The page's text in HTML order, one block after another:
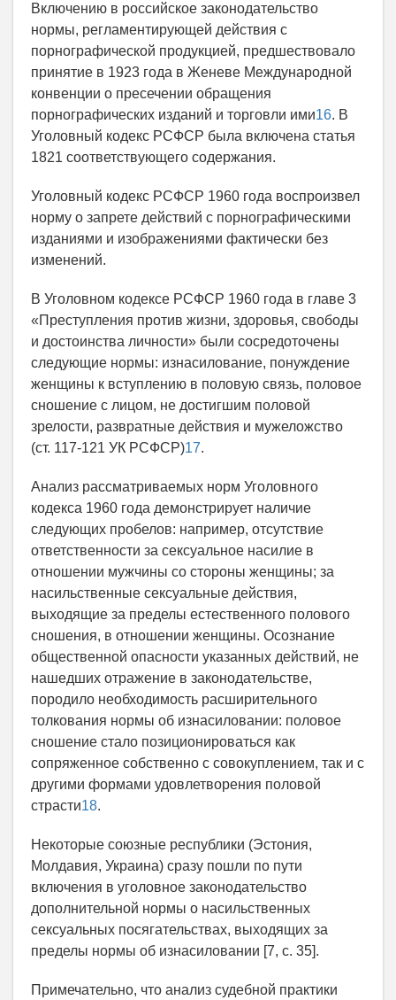
Включению в российское законодательство
нормы, регламентирующей действия с
порнографической продукцией, предшествовало
принятие в 1923 года в Женеве Международной
конвенции о пресечении обращения
порнографических изданий и торговли ими16. В
Уголовный кодекс РСФСР была включена статья
1821 соответствующего содержания.
Уголовный кодекс РСФСР 1960 года воспроизвел
норму о запрете действий с порнографическими
изданиями и изображениями фактически без
изменений.
В Уголовном кодексе РСФСР 1960 года в главе 3
«Преступления против жизни, здоровья, свободы
и достоинства личности» были сосредоточены
следующие нормы: изнасилование, понуждение
женщины к вступлению в половую связь, половое
сношение с лицом, не достигшим половой
зрелости, развратные действия и мужеложство
(ст. 117-121 УК РСФСР)17.
Анализ рассматриваемых норм Уголовного
кодекса 1960 года демонстрирует наличие
следующих пробелов: например, отсутствие
ответственности за сексуальное насилие в
отношении мужчины со стороны женщины; за
насильственные сексуальные действия,
выходящие за пределы естественного полового
сношения, в отношении женщины. Осознание
общественной опасности указанных действий, не
нашедших отражение в законодательстве,
породило необходимость расширительного
толкования нормы об изнасиловании: половое
сношение стало позиционироваться как
сопряженное собственно с совокуплением, так и с
другими формами удовлетворения половой
страсти18.
Некоторые союзные республики (Эстония,
Молдавия, Украина) сразу пошли по пути
включения в уголовное законодательство
дополнительной нормы о насильственных
сексуальных посягательствах, выходящих за
пределы нормы об изнасиловании [7, с. 35].
Примечательно, что анализ судебной практики